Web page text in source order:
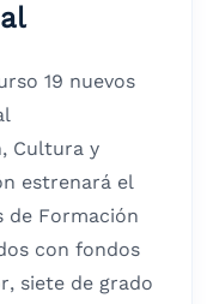
19 nuevos
Cultura y
estrenará el
de Formación
con fondos
siete de grado